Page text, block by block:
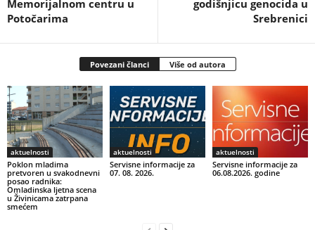
Memorijalnom centru u
Potočarima
godišnjicu genocida u
Srebrenici
Povezani članci Više od autora
aktuelnosti
Poklon mladima
pretvoren u svakodnevni
posao radnika:
Omladinska ljetna scena
u Živinicama zatrpana
smećem
aktuelnosti
Servisne informacije za
07. 08. 2026.
aktuelnosti
Servisne informacije za
06.08.2026. godine